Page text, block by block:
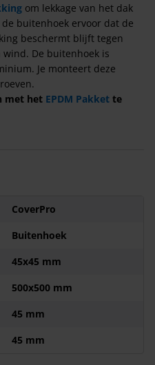
om lekkage van het dak
buitenhoek ervoor dat de
beschermt blijft tegen
De buitenhoek is
Je monteert deze
met het EPDM Pakket te
Daktrim Buitenhoek
aluminium;
CoverPro
Buitenhoek
45x45 mm
500x500 mm
45 mm
45 mm